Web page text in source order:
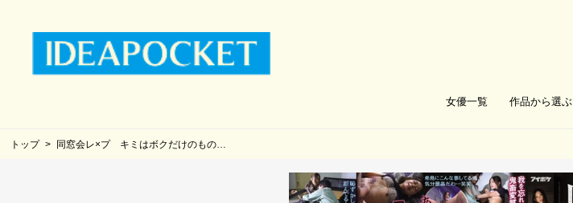
女優一覧 作品から選ぶ
トップ 同窓会レ×プ キミはボクだけのもの…